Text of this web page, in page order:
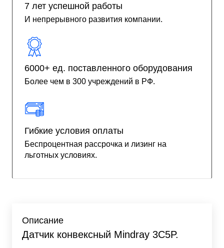
7 лет успешной работы
И непрерывного развития компании.
6000+ ед. поставленного оборудования
Более чем в 300 учреждений в РФ.
Гибкие условия оплаты
Беспроцентная рассрочка и лизинг на
льготных условиях.
Описание
Датчик конвексный Mindray 3C5P.